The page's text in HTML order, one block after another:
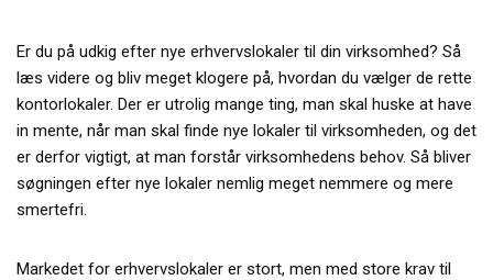
Er du på udkig efter nye erhvervslokaler til din virksomhed? Så
læs videre og bliv meget klogere på, hvordan du vælger de rette
kontorlokaler. Der er utrolig mange ting, man skal huske at have
in mente, når man skal finde nye lokaler til virksomheden, og det
er derfor vigtigt, at man forstår virksomhedens behov. Så bliver
søgningen efter nye lokaler nemlig meget nemmere og mere
smertefri.
Markedet for erhvervslokaler er stort, men med store krav til